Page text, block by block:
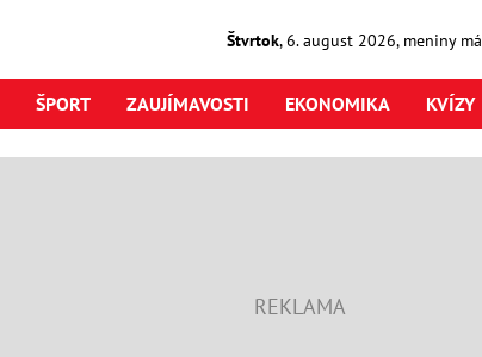
Štvrtok,6. august2026, meniny má
ŠPORT ZAUJÍMAVOSTI EKONOMIKA KVÍZY